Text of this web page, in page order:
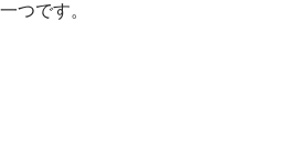
つです。